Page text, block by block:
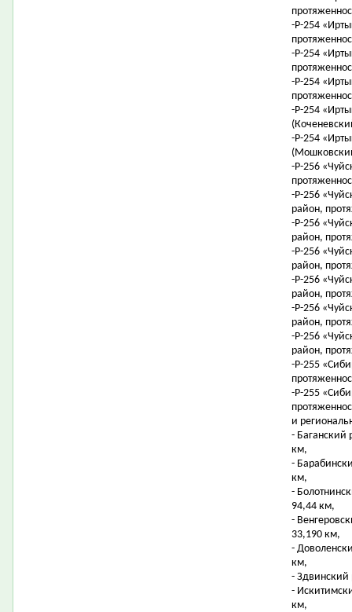
-Р-254
-Р-254
-Р-254
-Р-254
-Р-254
-Р-256
-Р-256
район,
-Р-256
район,
-Р-256
район,
-Р-256
район,
-Р-256
район,
-Р-256
район,
-Р-255
-Р-255
и
- Баганский
км,
-
км,
-
94,44 км,
-
33,190 км,
-
км,
- Здвинский
-
км,